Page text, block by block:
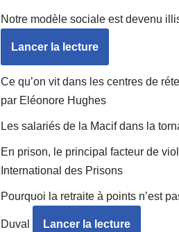
Notre modèle sociale est devenu
Lancer la lecture
Ce qu’on vit dans les centres de
par Eléonore Hughes
Les salariés de la Macif dans la
En prison, le principal facteur de
International des Prisons
Pourquoi la retraite à points n’est
Duval Lancer la lecture